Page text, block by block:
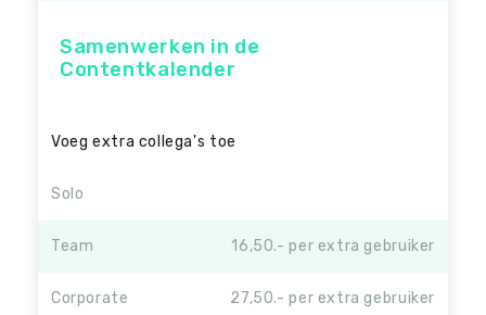
Samenwerken in de
Contentkalender
Voeg extra collega's toe
Solo
Team 16,50.- per extra gebruiker
Corporate 27,50.- per extra gebruiker